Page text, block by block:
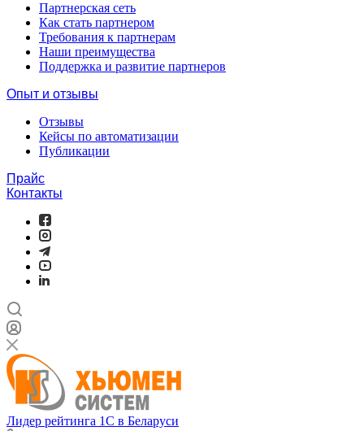
Партнерская сеть
Как стать партнером
Требования к партнерам
Наши преимущества
Поддержка и развитие партнеров
Опыт и отзывы
Отзывы
Кейсы по автоматизации
Публикации
Прайс
Контакты
Лидер рейтинга 1С в Беларуси